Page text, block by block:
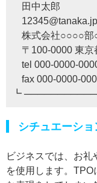
田中太郎
12345@tanaka.jp
株式会社○○○○部
〒100-0000 東
tel 000-0000-
fax 000-0000-
┗
シチュエーシ
ビジネスでは、お
を使用します。